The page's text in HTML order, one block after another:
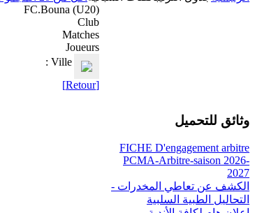
FC.Bouna (U20)
Club
Matches
Joueurs
Ville :
[Retour]
وثائق للتحميل
FICHE D'engagement arbitre
PCMA-Arbitre-saison 2026-
2027
الكشف عن تعاطي المخدرات -
التحاليل الطبية السلبية